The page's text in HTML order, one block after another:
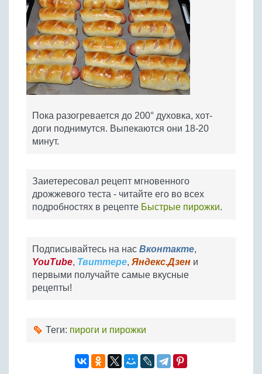
Пока разогревается до 200° духовка, хот-
доги поднимутся. Выпекаются они 18-20
минут.
Заиетересовал рецепт мгновенного
дрожжевого теста - читайте его во всех
подробностях в рецепте Быстрые пирожки.
Подписывайтесь на нас Вконтакте,
YouTube, Твиттере, Яндекс.Дзен и
первыми получайте самые вкусные
рецепты!
Теги: пироги и пирожки